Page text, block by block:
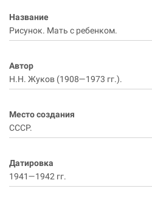
Название
Рисунок. Мать с ребенком.
Автор
Н.Н. Жуков (1908—1973 гг.).
Место создания
СССР.
Датировка
1941—1942 гг.